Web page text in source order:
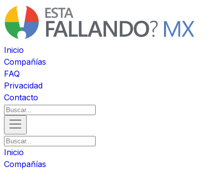
Inicio
Compañías
FAQ
Privacidad
Contacto
Inicio
Compañías